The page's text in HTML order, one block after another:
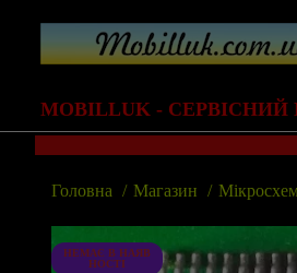
MOBILLUK -
Головна Магазин
НЕМАЄ В НАЯВ
НОСТІ